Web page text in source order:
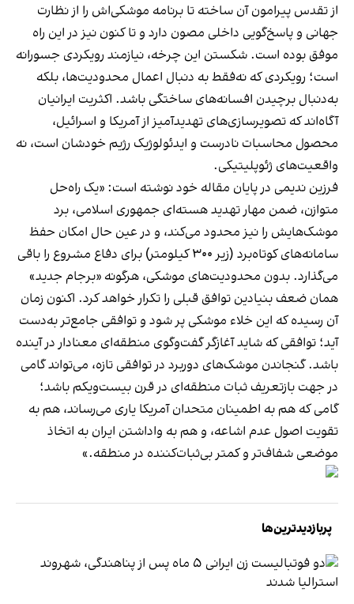
از تقدس پیرامون آن ساخته تا برنامه موشکی‌اش را از نظارت
جهانی و پاسخ‌گویی داخلی مصون دارد و تا کنون نیز در این راه
موفق بوده است. شکستن این چرخه، نیازمند رویکردی جسورانه
است؛ رویکردی که نه‌فقط به دنبال اعمال محدودیت‌ها، بلکه
به‌دنبال برچیدن افسانه‌های ساختگی باشد. اکثریت ایرانیان
آگاه‌اند که تصویرسازی‌های تهدیدآمیز از آمریکا و اسرائیل،
محصول محاسبات نادرست و ایدئولوژیک رژیم خودشان است، نه
واقعیت‌های ژئوپلیتیکی.
فرزین ندیمی در پایان مقاله خود نوشته است: «یک راه‌حل
متوازن، ضمن مهار تهدید هسته‌ای جمهوری اسلامی، برد
موشک‌هایش را نیز محدود می‌کند، و در عین حال امکان حفظ
سامانه‌های کوتاه‌برد (زیر ۳۰۰ کیلومتر) برای دفاع مشروع را باقی
می‌گذارد. بدون محدودیت‌های موشکی، هرگونه «برجام جدید»
همان ضعف بنیادین توافق قبلی را تکرار خواهد کرد. اکنون زمان
آن رسیده که این خلاء موشکی پر شود و توافقی جامع‌تر به‌دست
آید؛ توافقی که شاید آغازگر گفت‌وگوی منطقه‌ای معنادار در آینده
باشد. گنجاندن موشک‌های دوربرد در توافقی تازه، می‌تواند گامی
در جهت بازتعریف ثبات منطقه‌ای در قرن بیست‌ویکم باشد؛
گامی که هم به اطمینان متحدان آمریکا یاری می‌رساند، هم به
تقویت اصول عدم اشاعه، و هم به واداشتن ایران به اتخاذ
موضعی شفاف‌تر و کمتر بی‌ثبات‌کننده در منطقه.»
پربازدیدترین‌ها